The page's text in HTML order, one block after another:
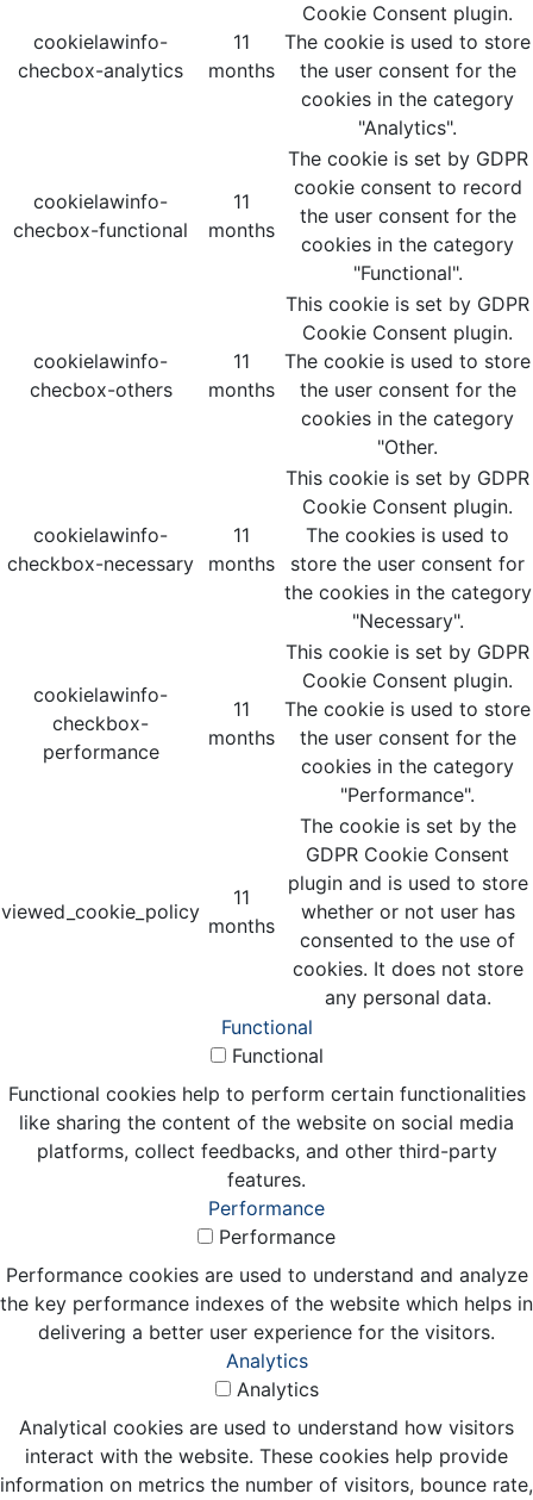
cookielawinfo-
checbox-analytics
11
months
Cookie Consent plugin.
The cookie is used to store
the user consent for the
cookies in the category
"Analytics".
cookielawinfo-
checbox-functional
11
months
The cookie is set by GDPR
cookie consent to record
the user consent for the
cookies in the category
"Functional".
cookielawinfo-
checbox-others
11
months
This cookie is set by GDPR
Cookie Consent plugin.
The cookie is used to store
the user consent for the
cookies in the category
"Other.
cookielawinfo-
checkbox-necessary
11
months
This cookie is set by GDPR
Cookie Consent plugin.
The cookies is used to
store the user consent for
the cookies in the category
"Necessary".
cookielawinfo-
checkbox-
performance
11
months
This cookie is set by GDPR
Cookie Consent plugin.
The cookie is used to store
the user consent for the
cookies in the category
"Performance".
viewed_cookie_policy
11
months
The cookie is set by the
GDPR Cookie Consent
plugin and is used to store
whether or not user has
consented to the use of
cookies. It does not store
any personal data.
Functional
Functional
Functional cookies help to perform certain functionalities
like sharing the content of the website on social media
platforms, collect feedbacks, and other third-party
features.
Performance
Performance
Performance cookies are used to understand and analyze
the key performance indexes of the website which helps in
delivering a better user experience for the visitors.
Analytics
Analytics
Analytical cookies are used to understand how visitors
interact with the website. These cookies help provide
information on metrics the number of visitors, bounce rate,